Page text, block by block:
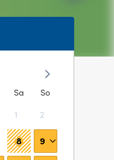
Sa
So
1
2
8 9